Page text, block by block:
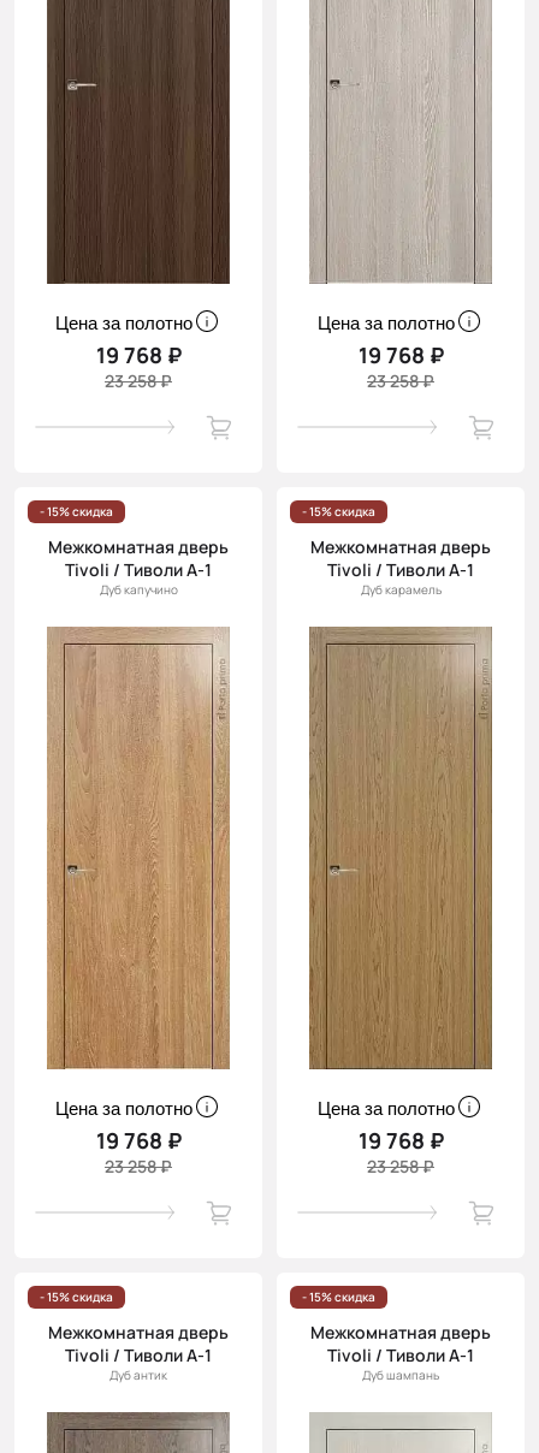
Цена за полотно
19 768 ₽
23 258 ₽
Цена за полотно
19 768 ₽
23 258 ₽
- 15% скидка
Межкомнатная дверь
Tivoli / Тиволи А-1
Дуб капучино
Цена за полотно
19 768 ₽
23 258 ₽
- 15% скидка
Межкомнатная дверь
Tivoli / Тиволи А-1
Дуб карамель
Цена за полотно
19 768 ₽
23 258 ₽
- 15% скидка
Межкомнатная дверь
Tivoli / Тиволи А-1
Дуб антик
- 15% скидка
Межкомнатная дверь
Tivoli / Тиволи А-1
Дуб шампань